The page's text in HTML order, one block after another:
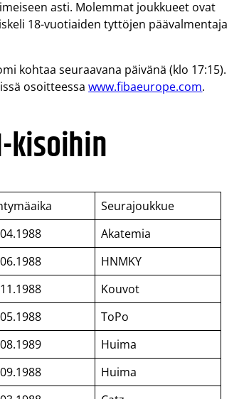
asti. Molemmat joukkueet ovat
18-vuotiaiden tyttöjen päävalmentaja
kohtaa seuraavana päivänä (klo 17:15).
osoitteessawww.fibaeurope.com.
kisoihin
Seurajoukkue
Akatemia
HNMKY
Kouvot
ToPo
Huima
Huima